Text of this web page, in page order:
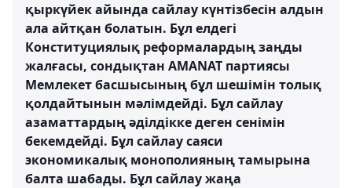
қыркүйек айында сайлау күнтізбесін алдын
ала айтқан болатын. Бұл елдегі
Конституциялық реформалардың заңды
жалғасы, сондықтан AMANAT партиясы
Мемлекет басшысының бұл шешімін толық
қолдайтынын мәлімдейді. Бұл сайлау
азаматтардың әділдікке деген сенімін
бекемдейді. Бұл сайлау саяси
экономикалық монополияның тамырына
балта шабады. Бұл сайлау жаңа